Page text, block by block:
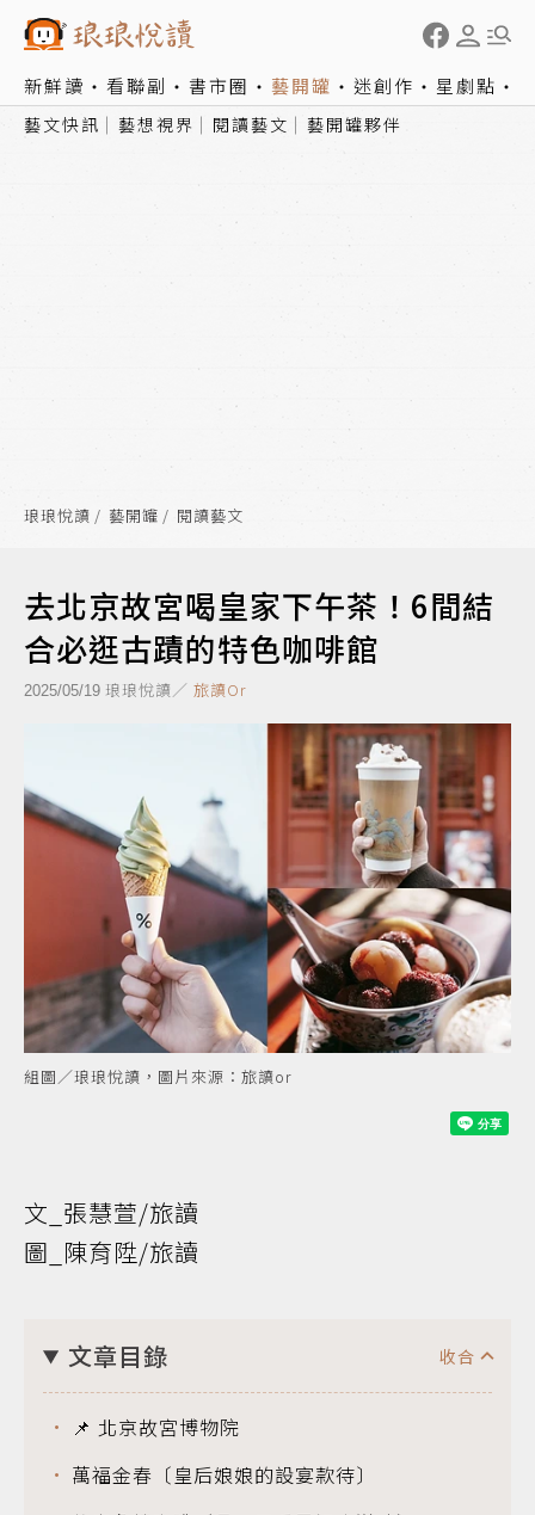
新鮮讀 看聯副 書市圈 藝開罐 迷創作 星劇點
藝文快訊 藝想視界 閱讀藝文 藝開罐夥伴
琅琅悅讀 藝開罐 閱讀藝文
去北京故宮喝皇家下午茶！6間結
合必逛古蹟的特色咖啡館
2025/05/19 琅琅悅讀／ 旅讀Or
組圖／琅琅悅讀，圖片來源：旅讀or
文_張慧萱/旅讀
圖_陳育陞/旅讀
文章目錄
📌 北京故宮博物院
萬福金春〔皇后娘娘的設宴款待〕